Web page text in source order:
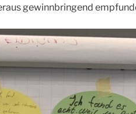
gewinnbringend